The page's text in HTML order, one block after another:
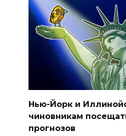
Нью-Йорк и
чиновникам
прогнозов